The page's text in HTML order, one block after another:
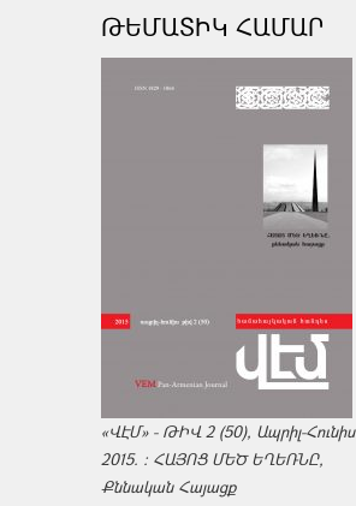
ԹԵՄԱՏԻԿ ՀԱՄԱՐ
«ՎԷՄ» - ԹԻՎ 2 (50), Ապրիլ-Հունիս
2015. : ՀԱՅՈՑ ՄԵԾ ԵՂԵՌՆԸ,
Քննական Հայացք